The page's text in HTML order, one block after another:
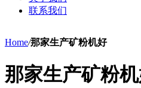
联系我们
Home/那家生产矿粉机好
那家生产矿粉